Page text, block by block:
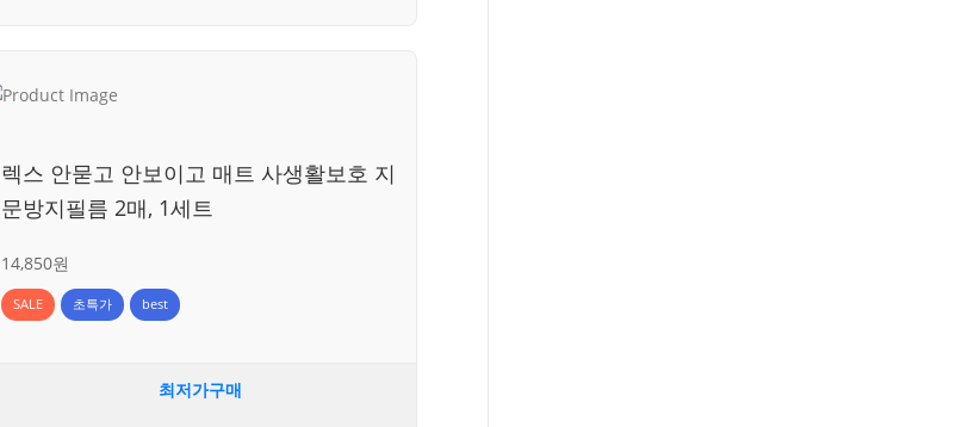
렉스 안묻고 안보이고 매트 사생활보호 지
문방지필름 2매, 1세트
14,850원
SALE 초특가 best
최저가구매